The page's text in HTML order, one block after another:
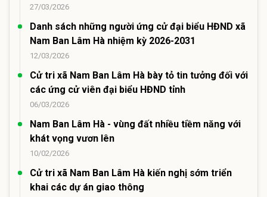
27/03/2026
Danh sách những người ứng cử đại biểu HĐND xã
Nam Ban Lâm Hà nhiệm kỳ 2026-2031
12/03/2026
Cử tri xã Nam Ban Lâm Hà bày tỏ tin tưởng đối với
các ứng cử viên đại biểu HĐND tỉnh
06/03/2026
Nam Ban Lâm Hà - vùng đất nhiều tiềm năng với
khát vọng vươn lên
10/02/2026
Cử tri xã Nam Ban Lâm Hà kiến nghị sớm triển
khai các dự án giao thông